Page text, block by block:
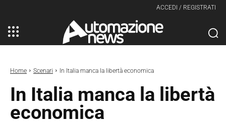
ACCEDI / REGISTRATI
Home Scenari In Italia manca la libertà economica
In Italia manca la libertà
economica